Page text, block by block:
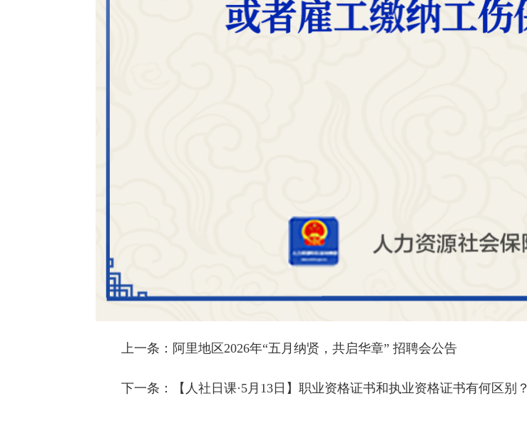
上一条： 阿里地区2026年“五月纳贤，共启华章” 招聘会公告
下一条： 【人社日课·5月13日】职业资格证书和执业资格证书有何区别？